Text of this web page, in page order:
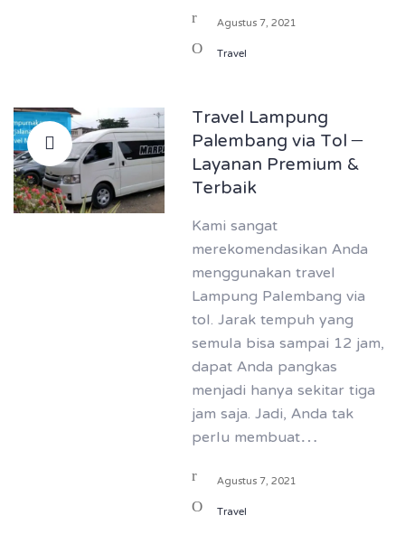
Agustus 7, 2021
Travel
Travel Lampung
Palembang via Tol –
Layanan Premium &
Terbaik
Kami sangat
merekomendasikan Anda
menggunakan travel
Lampung Palembang via
tol. Jarak tempuh yang
semula bisa sampai 12 jam,
dapat Anda pangkas
menjadi hanya sekitar tiga
jam saja. Jadi, Anda tak
perlu membuat…
Agustus 7, 2021
Travel